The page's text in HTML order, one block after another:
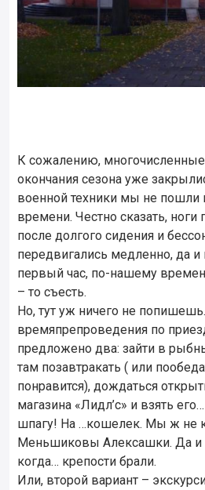
К сожалению,
окончания сезона уже
военной техники мы не пошли
времени. Честно сказать,
после долгого сидения и
передвигались медленно, да
первый час, по-нашему
– то съесть.
Но, тут уж ничего не
времяпрепроведения по
предложено два: зайти в
там позавтракать ( или
понравится), дождаться
магазина «Лидл’с» и взять
шпагу! На …кошелек. Мы ж не
Меньшиковы Алексашки. Да и
когда… крепости брали.
Или, второй вариант –